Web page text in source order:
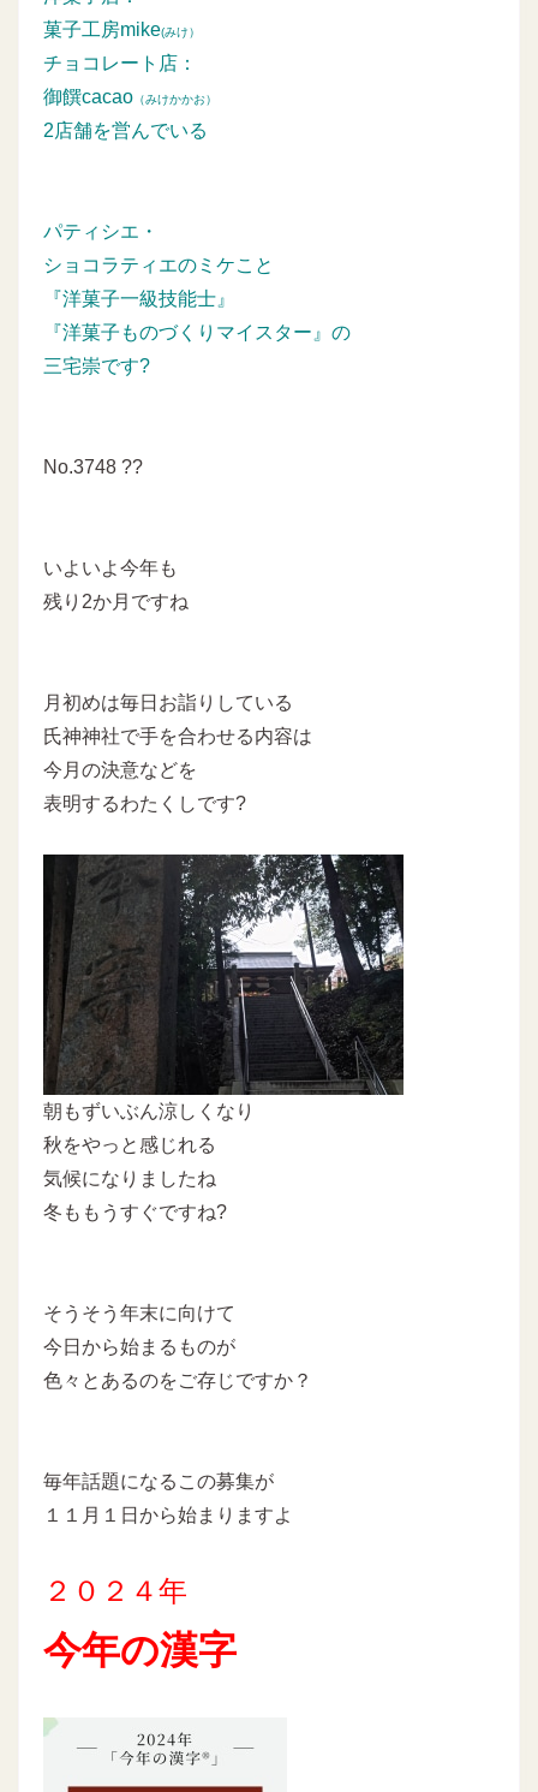
菓子工房mike(みけ）
チョコレート店：
御饌cacao （みけかかお）
2店舗を営んでいる
パティシエ・
ショコラティエのミケこと
『洋菓子一級技能士』
『洋菓子ものづくりマイスター』の
三宅崇です?
No.3748 ??
いよいよ今年も
残り2か月ですね
月初めは毎日お詣りしている
氏神神社で手を合わせる内容は
今月の決意などを
表明するわたくしです?
朝もずいぶん涼しくなり
秋をやっと感じれる
気候になりましたね
冬ももうすぐですね?
そうそう年末に向けて
今日から始まるものが
色々とあるのをご存じですか？
毎年話題になるこの募集が
１１月１日から始まりますよ
２０２４年
今年の漢字